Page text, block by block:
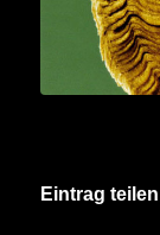
Eintrag teilen